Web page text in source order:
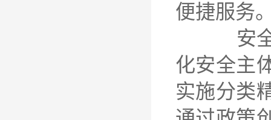
便捷服务
安全第
化安全主
实施分类